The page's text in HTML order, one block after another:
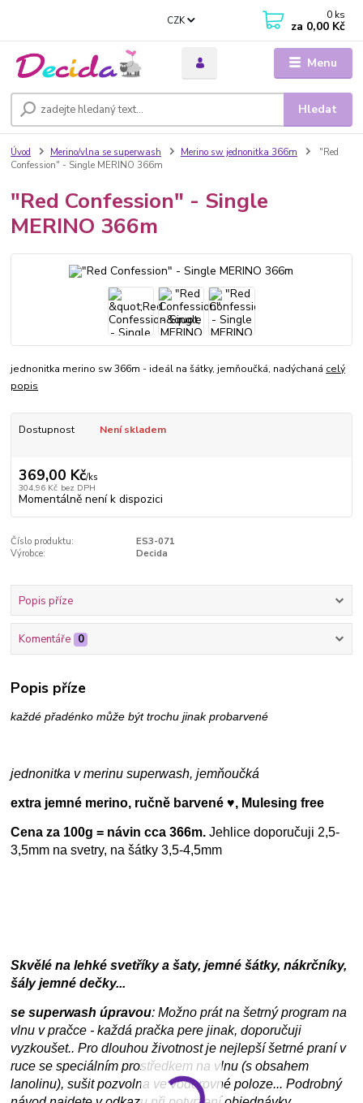
Menu
CZK
Hledat
0 ks
za 0,00 Kč
Úvod Merino/vlna se superwash Merino sw jednonitka 366m
"Red
Confession" - Single MERINO 366m
"Red Confession" - Single
MERINO 366m
jednonitka merino sw 366m - ideál na šátky, jemňoučká, nadýchaná celý
popis
Dostupnost Není skladem
369,00 Kč/ks
304,96 Kč bez DPH
Momentálně není k dispozici
Číslo produktu:
ES3-071
Výrobce:
Decida
Popis příze
Komentáře 0
Popis příze
každé přadénko může být trochu jinak probarvené
jednonitka v merinu superwash, jemňoučká
extra jemné merino, ručně barvené ♥, Mulesing free
Cena za 100g = návin cca 366m. Jehlice doporučuji 2,5-
3,5mm na svetry, na šátky 3,5-4,5mm
Skvělé na lehké svetříky a šaty, jemné šátky, nákrčníky,
šály jemné dečky...
se superwash úpravou: Možno prát na šetrný program na
vlnu v pračce - každá pračka pere jinak, doporučuji
vyzkoušet.. Pro dlouhou životnost je nejlepší šetrné praní v
ruce se speciálním prostředkem na vlnu (s obsahem
lanolinu), sušit pozvolna ve vodorovné poloze... Podrobný